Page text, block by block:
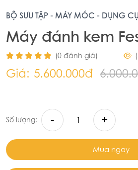
BỘ SƯU TẬP - MÁY MÓC - DỤNG CỤ
Máy đánh kem
(0 đánh giá)
Giá: 5.600.000đ
Số lượng: - +
Mua ngay